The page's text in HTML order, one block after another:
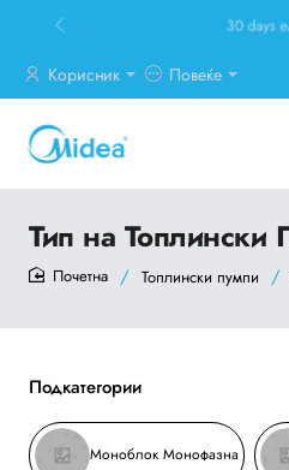
30 days easy
Корисник Повеќе
Тип на Топлински
Топлински пумпи
Подкатегории
Моноблок Монофазна